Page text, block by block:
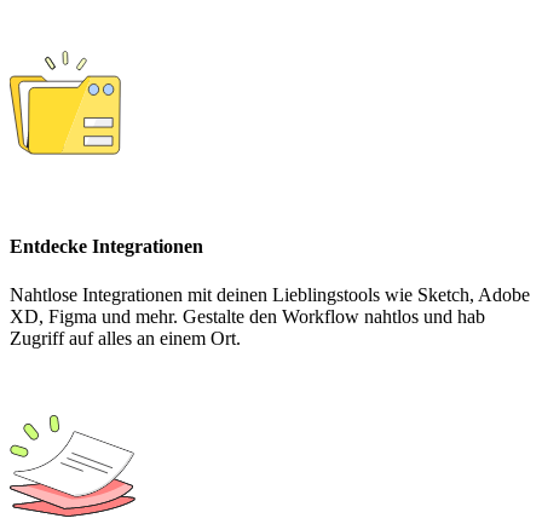
Entdecke Integrationen
Nahtlose Integrationen mit deinen Lieblingstools wie Sketch, Adobe
XD, Figma und mehr. Gestalte den Workflow nahtlos und hab
Zugriff auf alles an einem Ort.